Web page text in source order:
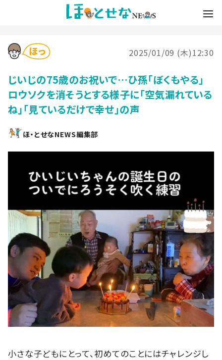
2025/01/09 (木)12:30
じいじの75歳のお祝いで…ひ孫「ぼくもやる」
ロウソクを消そうとする様子に「空気漏れている
ね」「見ているだけで幸せ」の声
ほ・とせなNEWS編集部
小さな子どもにとって、初めてのことにはチャレンジし